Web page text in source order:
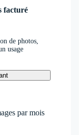
facturé
de photos,
usage
par mois